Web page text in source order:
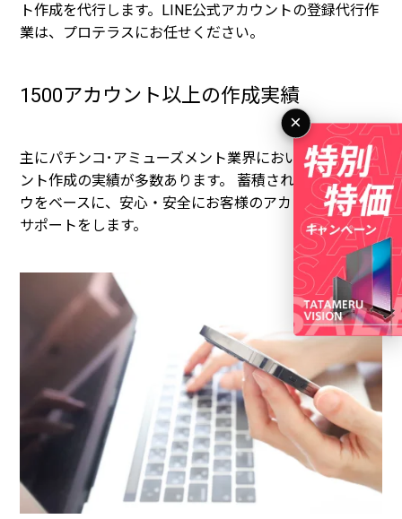
ト作成を代行します。LINE公式アカウントの登録代行作
業は、プロテラスにお任せください。
1500アカウント以上の作成実績
主にパチンコ･アミューズメント業界において、アカウ
ント作成の実績が多数あります。 蓄積された各種ノウハ
ウをベースに、安心・安全にお客様のアカウント開設を
サポートをします。
×